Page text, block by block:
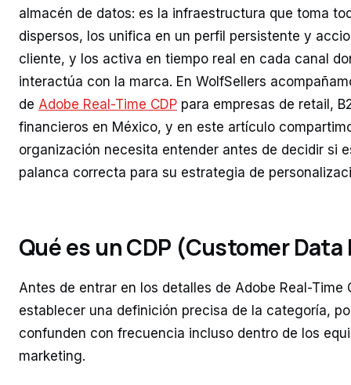
almacén de datos: es la infraestructura que toma
dispersos, los unifica en un perfil persistente y
cliente, y los activa en tiempo real en cada canal
interactúa con la marca. En WolfSellers
de Adobe Real-Time CDP para empresas de retail,
financieros en México, y en este artículo
organización necesita entender antes de decidir si
palanca correcta para su estrategia de
Qué es un CDP (Customer
Antes de entrar en los detalles de Adobe Real-Time
establecer una definición precisa de la categoría,
confunden con frecuencia incluso dentro de los
marketing.